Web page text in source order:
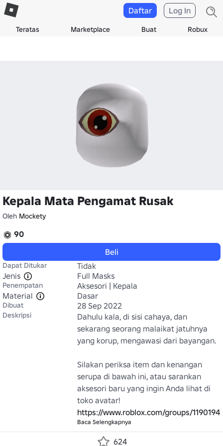
Teratas Marketplace Buat Robux
Daftar Log In
Kepala Mata Pengamat Rusak
Oleh Mockety
90
Beli
Dapat Ditukar
Tidak
Jenis
Full Masks
Penempatan
Aksesori | Kepala
Material
Dasar
Dibuat 28 Sep 2022
Deskripsi
Dahulu kala, di sisi cahaya, dan
sekarang seorang malaikat jatuhnya
yang korup, mengawasi dari bayangan.
Silakan periksa item dan kenangan
serupa di bawah ini, atau sarankan
aksesori baru yang ingin Anda lihat di
https://www.roblox.com/groups/
Baca Selengkapnya
624